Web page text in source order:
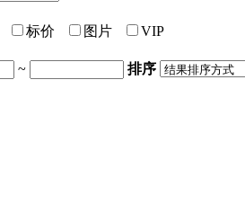
标价 图片
VIP
~
排序